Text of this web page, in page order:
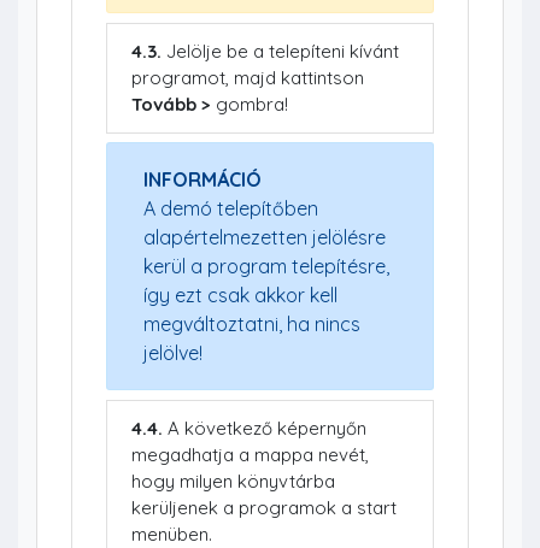
4.3. Jelölje be a telepíteni kívánt
programot, majd kattintson
Tovább > gombra!
INFORMÁCIÓ
A demó telepítőben
alapértelmezetten jelölésre
kerül a program telepítésre,
így ezt csak akkor kell
megváltoztatni, ha nincs
jelölve!
4.4. A következő képernyőn
megadhatja a mappa nevét,
hogy milyen könyvtárba
kerüljenek a programok a start
menüben.